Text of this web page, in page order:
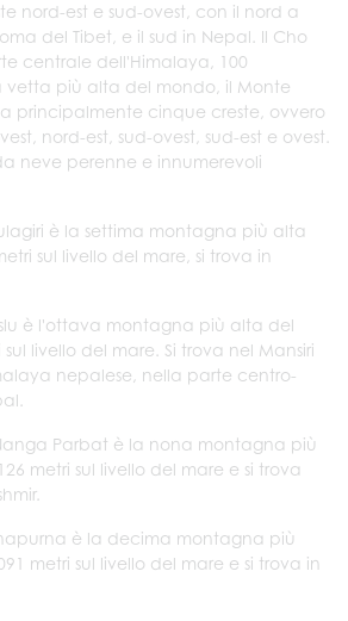
nord-est e sud-ovest, con il nord a
del Tibet, e il sud in Nepal. Il Cho
centrale dell'Himalaya, 100
vetta più alta del mondo, il Monte
principalmente cinque creste, ovvero
nord-est, sud-ovest, sud-est e ovest.
neve perenne e innumerevoli
è la settima montagna più alta
sul livello del mare, si trova in
è l'ottava montagna più alta del
livello del mare. Si trova nel Mansiri
nepalese, nella parte centro-
Parbat è la nona montagna più
metri sul livello del mare e si trova
è la decima montagna più
metri sul livello del mare e si trova in